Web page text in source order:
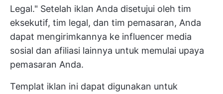
Legal." Setelah iklan Anda disetujui oleh tim
eksekutif, tim legal, dan tim pemasaran, Anda
dapat mengirimkannya ke influencer media
sosial dan afiliasi lainnya untuk memulai upaya
pemasaran Anda.
Templat iklan ini dapat digunakan untuk